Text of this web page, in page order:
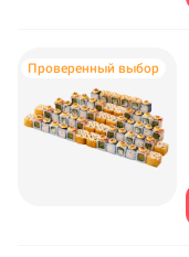
Проверенный выбор